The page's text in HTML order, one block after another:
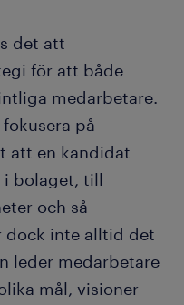
det att
för att både
medarbetare.
på
att en kandidat
i bolaget, till
och så
dock inte alltid det
leder medarbetare
mål, visioner